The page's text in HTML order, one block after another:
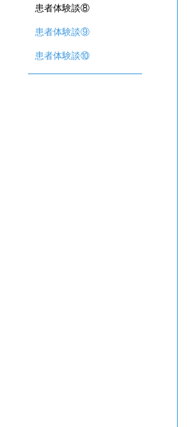
患者体験談⑧
患者体験談⑨
患者体験談⑩